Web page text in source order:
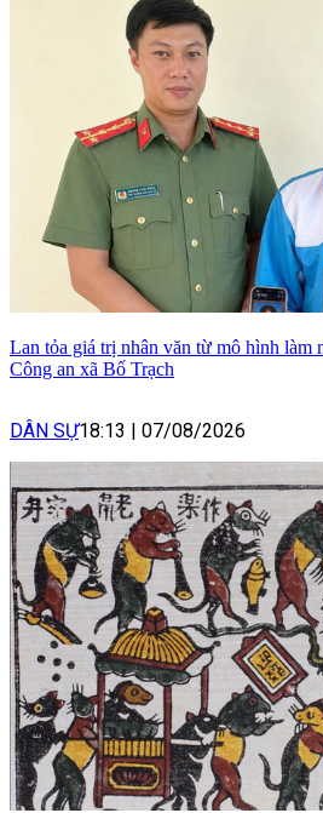
Lan tỏa giá trị nhân văn từ mô hình làm
Công an xã Bố Trạch
DÂN SỰ18:13 07/08/2026